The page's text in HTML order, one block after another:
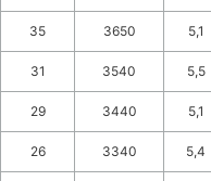
35 3650 5,1
31 3540 5,5
29 3440 5,1
26 3340 5,4